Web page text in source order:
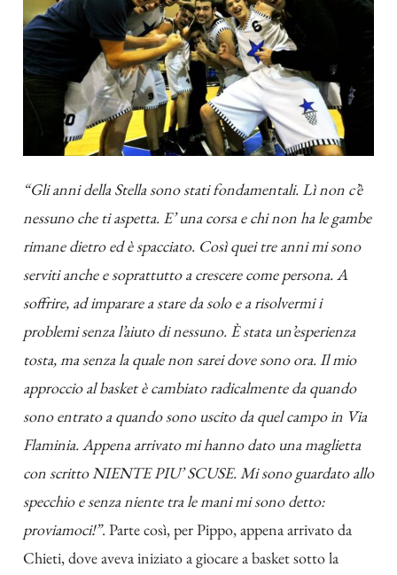
“Gli anni della Stella sono stati fondamentali. Lì non c’è
nessuno che ti aspetta. E’ una corsa e chi non ha le gambe
rimane dietro ed è spacciato. Così quei tre anni mi sono
serviti anche e soprattutto a crescere come persona. A
soffrire, ad imparare a stare da solo e a risolvermi i
problemi senza l’aiuto di nessuno. È stata un’esperienza
tosta, ma senza la quale non sarei dove sono ora. Il mio
approccio al basket è cambiato radicalmente da quando
sono entrato a quando sono uscito da quel campo in Via
Flaminia. Appena arrivato mi hanno dato una maglietta
con scritto NIENTE PIU’ SCUSE. Mi sono guardato allo
specchio e senza niente tra le mani mi sono detto:
proviamoci!”. Parte così, per Pippo, appena arrivato da
Chieti, dove aveva iniziato a giocare a basket sotto la